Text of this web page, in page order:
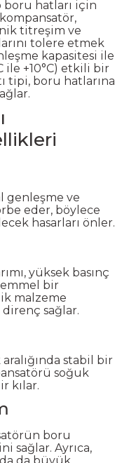
boru hatları için
titreşim ve
tolere etmek
kapasitesi ile
ile +10°C) etkili bir
tipi, boru hatlarına
genleşme ve
eder, böylece
hasarları önler.
yüksek basınç
bir
malzeme
direnç sağlar.
aralığında stabil bir
soğuk
kılar.
boru
sağlar. Ayrıca,